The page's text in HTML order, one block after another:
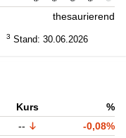
thesaurierend
3 Stand: 30.06.2026
Kurs
%
--
-0,08%